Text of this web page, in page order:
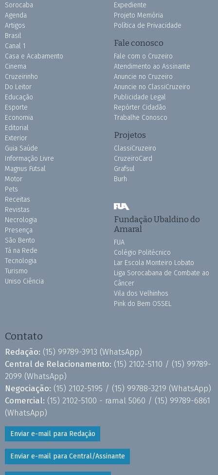
Sorocaba
Agenda
Artigos
Brasil
Canal 1
Casa e Acabamento
Cinema
Cruzeirinho
Do Leitor
Educação
Esporte
Economia
Editorial
Exterior
Guia Saúde
Informação Livre
Magnus Futsal
Motor
Pets
Receitas
Revistas
Necrologia
Presença
São Bento
Tá na Rede
Tecnologia
Turismo
Uniso Ciência
Expediente
Projeto Memória
Política de Privacidade
Fale conosco
Fale com o Cruzeiro
Atendimento ao Assinante
Anuncie no Cruzeiro
Anuncie no ClassiCruzeiro
Publicidade Legal
Repórter Cidadão
Trabalhe Conosco
Projetos
ClassiCruzeiro
CruzeiroCard
Grafsul
Burh
Fundação Ubaldino do
Amaral
FUA
Colégio Politécnico
Lar Escola Monteiro Lobato
Liga Sorocabana de Combate ao
Câncer
Vila dos Velhinhos
Pink do Bem OSSEL
Contato
Redação: (15) 99789-3913 (WhatsApp)
Central de Relacionamento: (15) 2102-5110 / (15) 99789-
2099 (WhatsApp)
Negociação: (15) 2102-5195 / (15) 99788-3219 (WhatsApp)
Comercial: (15) 2102-5100 - ramal 5060 / (15) 99789-6861
(WhatsApp)
Enviar e-mail para Redação
Enviar e-mail para Central/Assinante